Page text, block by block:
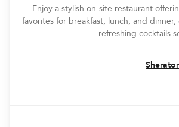
Enjoy a stylish on‑site restaurant
favorites for breakfast, lunch, and
refreshing cocktails
Opens In New Window